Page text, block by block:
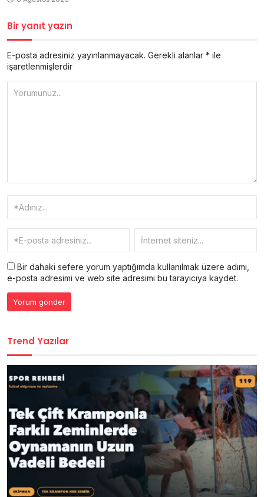
Bir yanıt yazın
E-posta adresiniz yayınlanmayacak. Gerekli alanlar * ile
işaretlenmişlerdir
Bir dahaki sefere yorum yaptığımda kullanılmak üzere adımı,
e-posta adresimi ve web site adresimi bu tarayıcıya kaydet.
Trend Yazılar